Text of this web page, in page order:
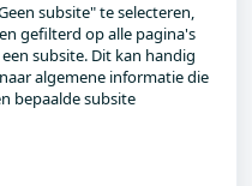
subsite" te selecteren,
gefilterd op alle pagina's
subsite. Dit kan handig
algemene informatie die
bepaalde subsite